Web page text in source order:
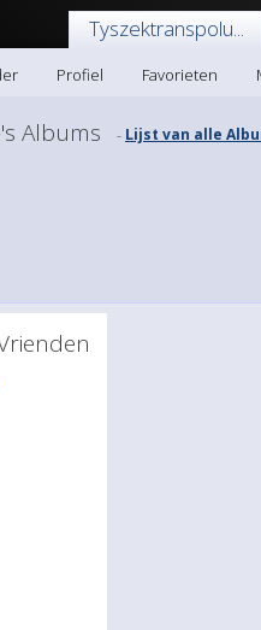
Tyszektranspolu...
Profiel Favorieten
Albums - Lijst van alle